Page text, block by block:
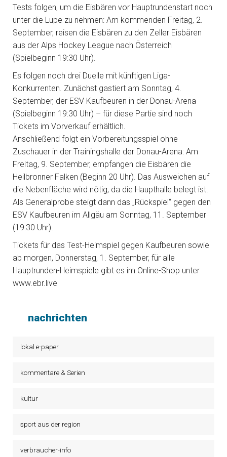
Tests folgen, um die Eisbären vor Hauptrundenstart noch
unter die Lupe zu nehmen: Am kommenden Freitag, 2.
September, reisen die Eisbären zu den Zeller Eisbären
aus der Alps Hockey League nach Österreich
(Spielbeginn 19:30 Uhr).
Es folgen noch drei Duelle mit künftigen Liga-
Konkurrenten. Zunächst gastiert am Sonntag, 4.
September, der ESV Kaufbeuren in der Donau-Arena
(Spielbeginn 19:30 Uhr) – für diese Partie sind noch
Tickets im Vorverkauf erhältlich.
Anschließend folgt ein Vorbereitungsspiel ohne
Zuschauer in der Trainingshalle der Donau-Arena: Am
Freitag, 9. September, empfangen die Eisbären die
Heilbronner Falken (Beginn 20 Uhr). Das Ausweichen auf
die Nebenfläche wird nötig, da die Haupthalle belegt ist.
Als Generalprobe steigt dann das „Rückspiel“ gegen den
ESV Kaufbeuren im Allgäu am Sonntag, 11. September
(19:30 Uhr).
Tickets für das Test-Heimspiel gegen Kaufbeuren sowie
ab morgen, Donnerstag, 1. September, für alle
Hauptrunden-Heimspiele gibt es im Online-Shop unter
www.ebr.live
nachrichten
lokal e-paper
kommentare & Serien
kultur
sport aus der region
verbraucher-info